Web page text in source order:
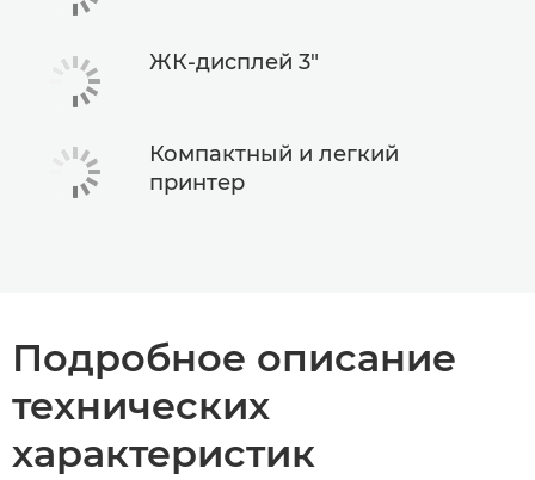
ЖК-дисплей 3"
Компактный и легкий
принтер
Подробное описание
технических
характеристик